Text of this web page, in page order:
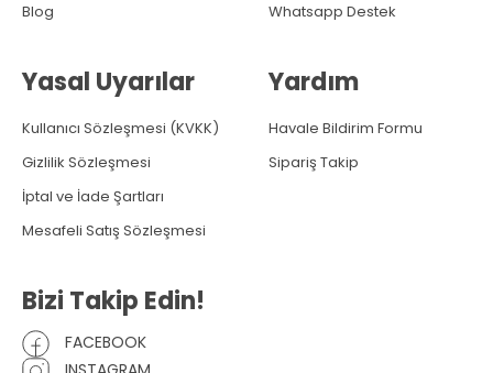
Blog
Yasal Uyarılar
Kullanıcı Sözleşmesi (KVKK)
Gizlilik Sözleşmesi
İptal ve İade Şartları
Mesafeli Satış Sözleşmesi
Whatsapp Destek
Yardım
Havale Bildirim Formu
Sipariş Takip
Bizi Takip Edin!
FACEBOOK